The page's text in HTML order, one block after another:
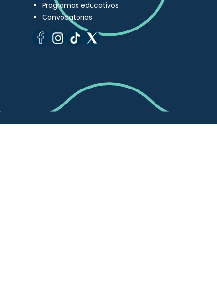
Programas educativos
Convocatorias